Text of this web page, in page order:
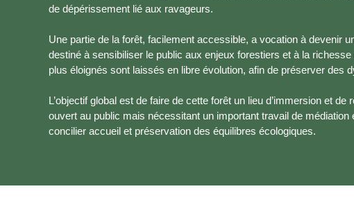
de dépérissement lié aux ravageurs.
Une partie de la forêt, facilement accessible, a vocation à devenir
destiné à sensibiliser le public aux enjeux forestiers et à la
plus éloignés sont laissés en libre évolution, afin de préserver des
L’objectif global est de faire de cette forêt un lieu d’immersion et de
ouvert au public mais nécessitant un important travail de médiation
concilier accueil et préservation des équilibres écologiques.